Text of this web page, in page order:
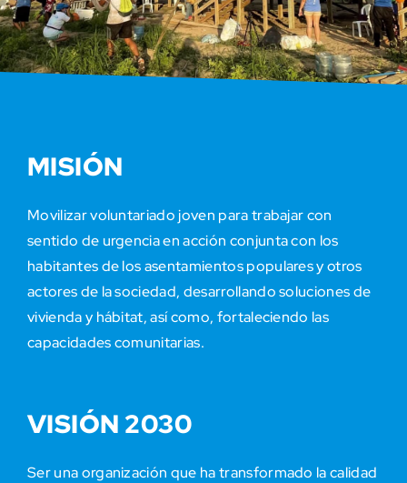
MISIÓN
Movilizar voluntariado joven para trabajar con
sentido de urgencia en acción conjunta con los
habitantes de los asentamientos populares y otros
actores de la sociedad, desarrollando soluciones de
vivienda y hábitat, así como, fortaleciendo las
capacidades comunitarias.
VISIÓN 2030
Ser una organización que ha transformado la calidad